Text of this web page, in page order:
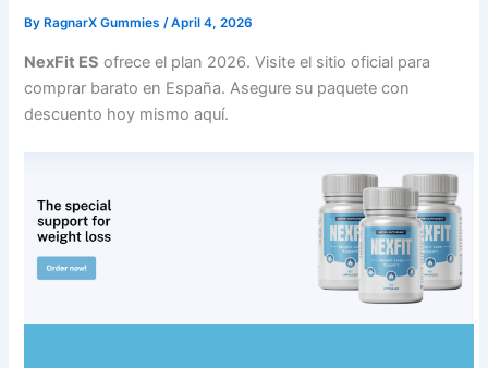
By RagnarX Gummies/April 4, 2026
NexFit ES ofrece el plan 2026. Visite el sitio oficial para
comprar barato en España. Asegure su paquete con
descuento hoy mismo aquí.